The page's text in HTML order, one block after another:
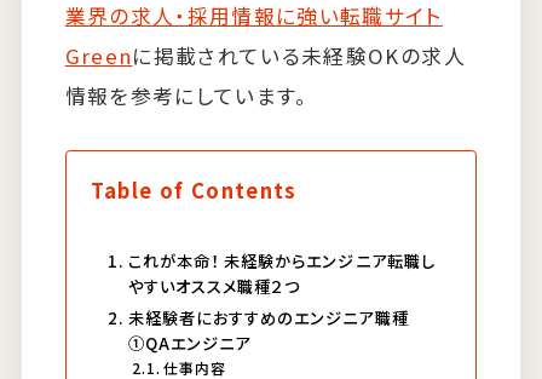
業界の求人・採用情報に強い転職サイト
Greenに掲載されている未経験OKの求人
情報を参考にしています。
Table of Contents
これが本命！ 未経験からエンジニア転職し
やすいオススメ職種２つ
未経験者におすすめのエンジニア職種
①QAエンジニア
仕事内容